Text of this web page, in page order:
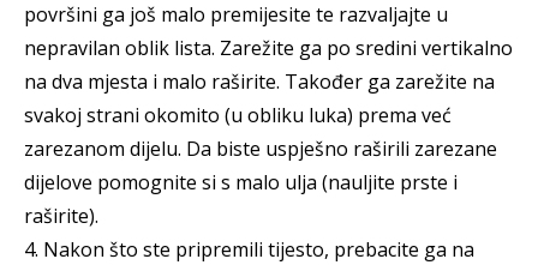
površini ga još malo premijesite te razvaljajte u
nepravilan oblik lista. Zarežite ga po sredini vertikalno
na dva mjesta i malo raširite. Također ga zarežite na
svakoj strani okomito (u obliku luka) prema već
zarezanom dijelu. Da biste uspješno raširili zarezane
dijelove pomognite si s malo ulja (nauljite prste i
raširite).
4. Nakon što ste pripremili tijesto, prebacite ga na